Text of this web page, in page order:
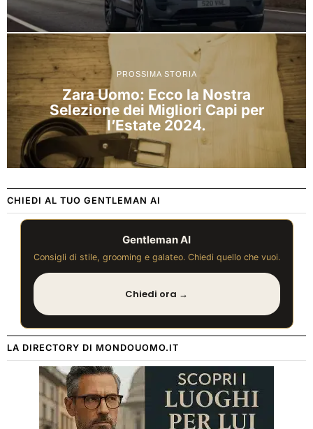
PROSSIMA STORIA
Zara Uomo: Ecco la Nostra
Selezione dei Migliori Capi per
l’Estate 2024.
CHIEDI AL TUO GENTLEMAN AI
Gentleman AI
Consigli di stile, grooming e galateo. Chiedi quello che vuoi.
Chiedi ora →
LA DIRECTORY DI MONDOUOMO.IT